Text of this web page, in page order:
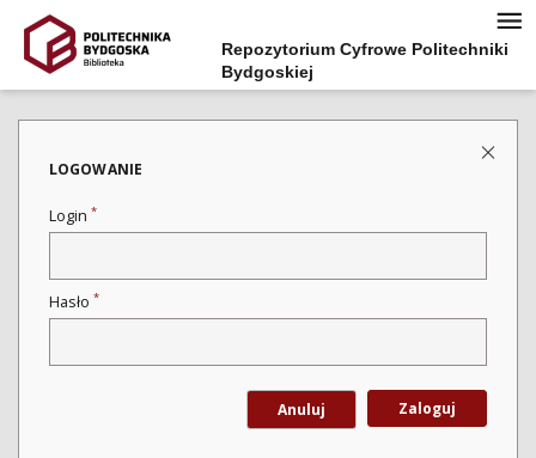
Repozytorium Cyfrowe Politechniki
Bydgoskiej
LOGOWANIE
Login *
Hasło *
Anuluj Zaloguj